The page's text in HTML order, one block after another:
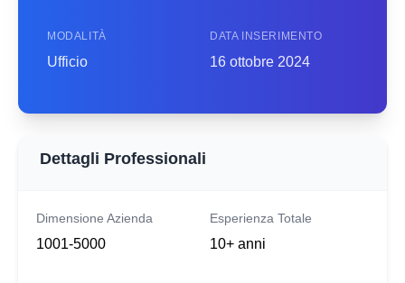
MODALITÀ
Ufficio
DATA INSERIMENTO
16 ottobre 2024
Dettagli Professionali
Dimensione Azienda
1001-5000
Esperienza Totale
10+ anni